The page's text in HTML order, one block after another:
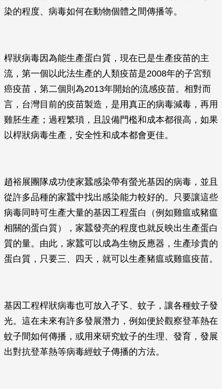
染的程度、病毒如何在動物個體之間傳播等。
桿狀病毒因為能生產蛋白質，現在已是生產疫苗的主
流，第一個以此法生產的人類疫苗是2008年的子宮頸
癌疫苗，第二個則為2013年開始的流感疫苗。相對而
言，台灣目前的疫苗製造，是用真正的病毒減毒，再用
雞胚生產；過程繁瑣，且設備門檻和成本都很高，如果
以桿狀病毒生產，安全性和成本都會更佳。
趙裕展團隊成功使家蠶感染帶有螢光基因的病毒，並且
從許多品種的家蠶中找出感染能力較好的。只要讓這些
病毒同時可生產大量的基因工程蛋白（例如雞瘟或豬瘟
相關的蛋白質），家蠶發亮的程度也就反映出生產蛋白
質的量。由此，家蠶可以成為生物反應器，生產珍貴的
蛋白質，只要三、四天，就可以生產豬瘟或雞瘟疫苗。
基因工程桿狀病毒也可放入孑孓、蚊子，讓各種蚊子發
光。這在未來有許多發展潛力，例如便於觀察登革熱在
蚊子間如何傳播，或用來研究蚊子的生理、發育，發展
出對抗登革熱等病毒經蚊子傳播的方法。